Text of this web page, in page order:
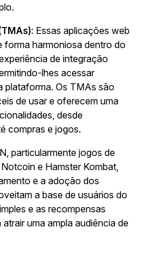
: Essas aplicações web
forma harmoniosa dentro do
de integração
lhes acessar
plataforma. Os TMAs são
de usar e oferecem uma
desde
compras e jogos.
particularmente jogos de
Notcoin e Hamster Kombat
e a adoção dos
a base de usuários do
e as recompensas
uma ampla audiência de